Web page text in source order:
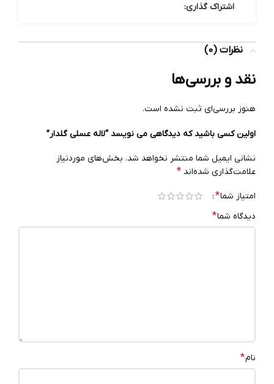
اشتراک گذاری:
نظرات (0)
نقد و بررسی‌ها
هنوز بررسی‌ای ثبت نشده است.
اولین کسی باشید که دیدگاهی می نویسد “لاله عسلی گلدار”
نشانی ایمیل شما منتشر نخواهد شد. بخش‌های موردنیاز
علامت‌گذاری شده‌اند *
امتیاز شما*
دیدگاه شما*
نام*